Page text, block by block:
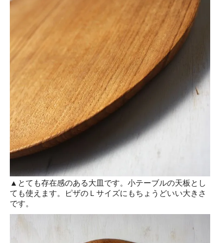
▲とても存在感のある大皿です。小テーブルの天板とし
ても使えます。ピザのＬサイズにもちょうどいい大きさ
です。